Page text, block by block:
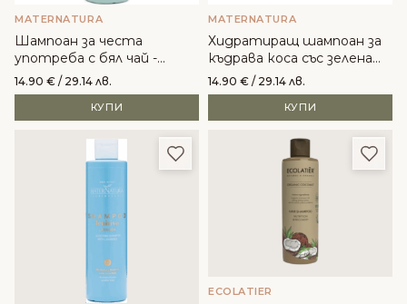
MATERNATURA
Шампоан за честа
употреба с бял чай -
MaterNatura
14.90 € / 29.14 лв.
КУПИ
MATERNATURA
Хидратиращ шампоан за
къдрава коса със зелена
ябълка - MaterNatura
14.90 € / 29.14 лв.
КУПИ
Добави в любими
ECOLATIER